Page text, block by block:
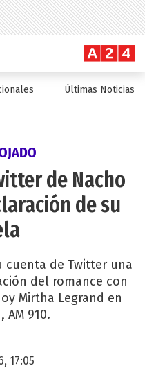
Últimas Noticias
de Nacho
de su
de Twitter una
del romance con
Mirtha Legrand en
AM 910.
17:05